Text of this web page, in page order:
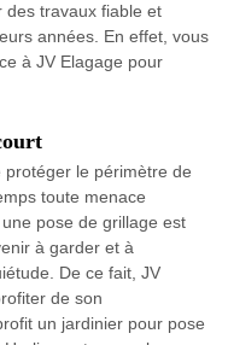
des travaux fiable et
années. En effet, vous
à JV Elagage pour
le périmètre de
toute menace
pose de grillage est
à garder et à
De ce fait, JV
de son
un jardinier pour pose